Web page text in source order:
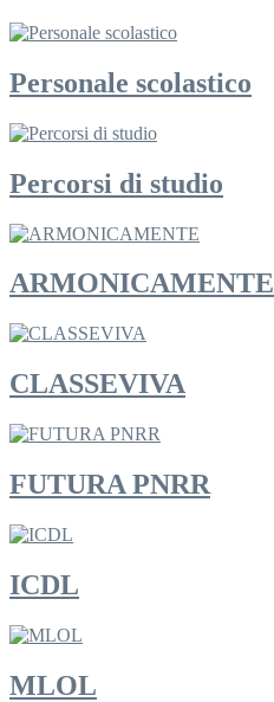
Personale scolastico
Percorsi di studio
ARMONICAMENTE
CLASSEVIVA
FUTURA PNRR
ICDL
MLOL